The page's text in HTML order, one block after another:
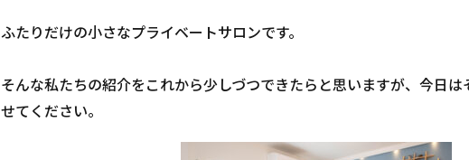
ふたりだけの小さなプライベートサロンです。
そんな私たちの紹介をこれから少しづつできたらと思いますが、今日は
せてください。